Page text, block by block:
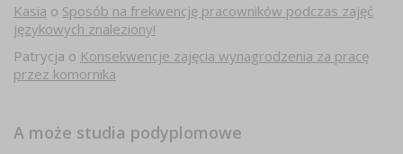
Kasia o Sposób na frekwencję pracowników podczas zajęć
językowych znaleziony!
Patrycja o Konsekwencje zajęcia wynagrodzenia za pracę
przez komornika
A może studia podyplomowe